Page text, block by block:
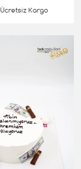
Ücretsiz Kargo